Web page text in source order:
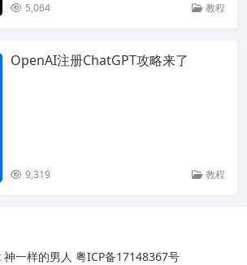
5,064 教程
OpenAI注册ChatGPT攻略来了
9,319 教程
一样的男人 粤ICP备17148367号